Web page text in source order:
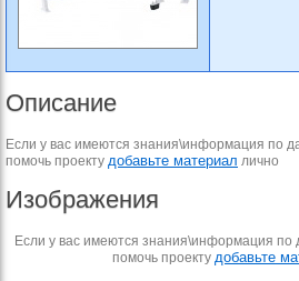
Описание
Если у вас имеются знания\информация по
помочь проекту добавьте материал лично
Изображения
Если у вас имеются знания\информация по
помочь проекту добавьте